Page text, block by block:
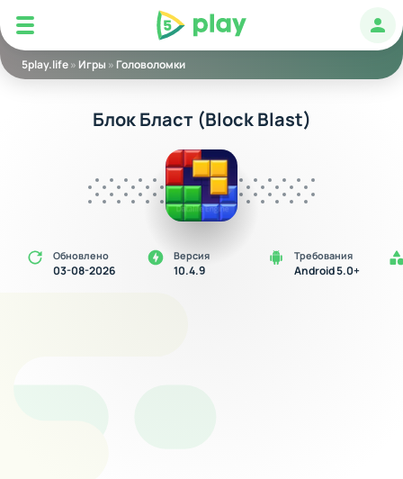
5play
5play.life» Игры » Головоломки
Блок Бласт (Block Blast)
Обновлено
03-08-2026
Версия
10.4.9
Требования
Android 5.0+